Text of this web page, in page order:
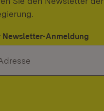
Newsletter-Anmeldung